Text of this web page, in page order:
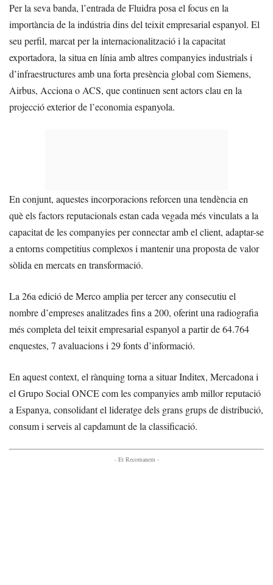
Per la seva banda, l’entrada de Fluidra posa el focus en la
importància de la indústria dins del teixit empresarial espanyol. El
seu perfil, marcat per la internacionalització i la capacitat
exportadora, la situa en línia amb altres companyies industrials i
d’infraestructures amb una forta presència global com Siemens,
Airbus, Acciona o ACS, que continuen sent actors clau en la
projecció exterior de l’economia espanyola.
En conjunt, aquestes incorporacions reforcen una tendència en
què els factors reputacionals estan cada vegada més vinculats a la
capacitat de les companyies per connectar amb el client, adaptar-se
a entorns competitius complexos i mantenir una proposta de valor
sòlida en mercats en transformació.
La 26a edició de Merco amplia per tercer any consecutiu el
nombre d’empreses analitzades fins a 200, oferint una radiografia
més completa del teixit empresarial espanyol a partir de 64.764
enquestes, 7 avaluacions i 29 fonts d’informació.
En aquest context, el rànquing torna a situar Inditex, Mercadona i
el Grupo Social ONCE com les companyies amb millor reputació
a Espanya, consolidant el lideratge dels grans grups de distribució,
consum i serveis al capdamunt de la classificació.
- Et Recomanem -